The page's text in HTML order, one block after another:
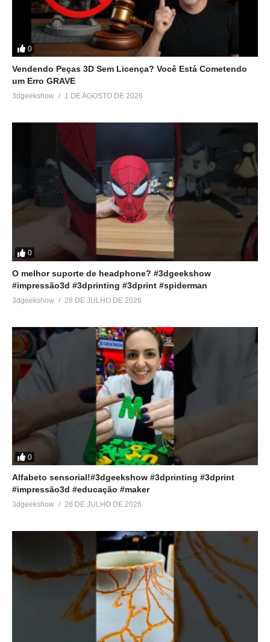
(Visited 157 times, 1 visits today)
Relacionado
Uma forma alternativa de
impressão 3D – MeshMixer
Em "Tutoriais"
Entenda quando uma peça
ser oca na impressão 3D
Em "Meshmixer"
Crie encaixes para
impressão 3D de maneira
muito rápida e fácil
16 de junho de 2018
Em "Tutoriais"
0
Vendendo Peças 3D Sem Licença? Você Está Cometendo
um Erro GRAVE
3dgeekshow 1 DE AGOSTO DE 2026
0
O melhor suporte de headphone? #3dgeekshow
#impressão3d #3dprinting #3dprint #spiderman
3dgeekshow 28 DE JULHO DE 2026
0
Alfabeto sensorial!#3dgeekshow #3dprinting #3dprint
#impressão3d #educação #maker
3dgeekshow 26 DE JULHO DE 2026